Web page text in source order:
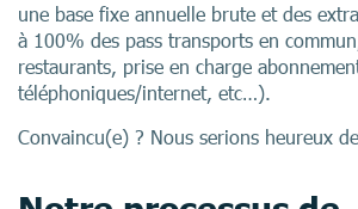
une base fixe annuelle brute et des
à 100% des pass transports en
restaurants, prise en charge
téléphoniques/internet, etc…).
Convaincu(e) ? Nous serions heureux